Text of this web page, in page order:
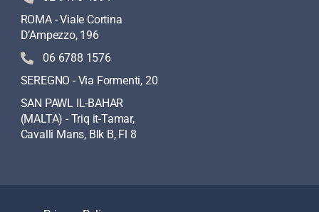
ROMA - Viale Cortina
D’Ampezzo, 196
06 6788 1576
SEREGNO - Via Formenti, 20
SAN PAWL IL-BAHAR
(MALTA) - Triq it-Tamar,
Cavalli Mans, Blk B, Fl 8